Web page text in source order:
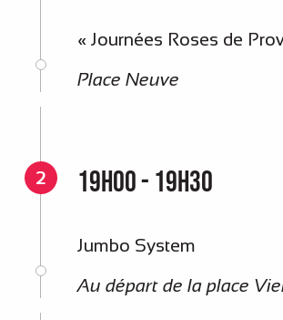
« Journées Roses de
Place Neuve
2 19h00 - 19h30
Jumbo System
Au départ de la place